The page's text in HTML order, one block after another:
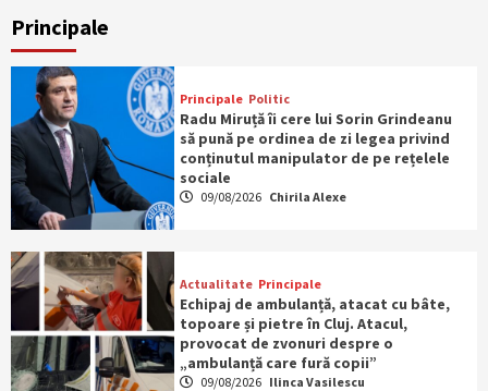
Principale
Principale Politic
Radu Miruță îi cere lui Sorin Grindeanu
să pună pe ordinea de zi legea privind
conținutul manipulator de pe rețelele
sociale
09/08/2026 Chirila Alexe
Actualitate Principale
Echipaj de ambulanță, atacat cu bâte,
topoare și pietre în Cluj. Atacul,
provocat de zvonuri despre o
„ambulanță care fură copii”
09/08/2026 Ilinca Vasilescu